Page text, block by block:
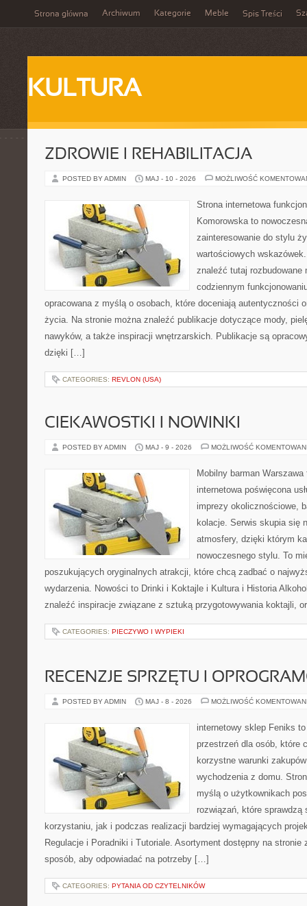
Strona główna Archiwum Kategorie Meble Spis Treści
KULTURA
ZDROWIE I REHABILITACJA
POSTED BY ADMIN MAJ - 10 - 2026 MOŻLIWOŚĆ
Strona internetowa
Komorowska to
zainteresowanie do stylu
wartościowych
znaleźć tutaj rozbudowane
codziennym
opracowana z myślą o osobach, które doceniają autentyczności
życia. Na stronie można znaleźć publikacje dotyczące mody,
nawyków, a także inspiracji wnętrzarskich. Publikacje są
dzięki […]
CATEGORIES: REVLON (USA)
CIEKAWOSTKI I NOWINKI
POSTED BY ADMIN MAJ - 9 - 2026 MOŻLIWOŚĆ
Mobilny barman
internetowa poświęcona
imprezy okolicznościowe,
kolacje. Serwis skupia się
atmosfery, dzięki którym
nowoczesnego stylu. To
poszukujących oryginalnych atrakcji, które chcą zadbać o
wydarzenia. Nowości to Drinki i Koktajle i Kultura i Historia
znaleźć inspiracje związane z sztuką przygotowywania koktajli,
CATEGORIES: PIECZYWO I WYPIEKI
RECENZJE SPRZĘTU I
POSTED BY ADMIN MAJ - 8 - 2026 MOŻLIWOŚĆ
internetowy sklep Feniks
przestrzeń dla osób, które
korzystne warunki
wychodzenia z domu.
myślą o użytkownikach
rozwiązań, które sprawdzą
korzystaniu, jak i podczas realizacji bardziej wymagających
Regulacje i Poradniki i Tutoriale. Asortyment dostępny na stronie
sposób, aby odpowiadać na potrzeby […]
CATEGORIES: PYTANIA OD CZYTELNIKÓW